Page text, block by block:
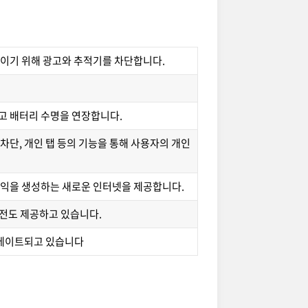
기 위해 광고와 추적기를 차단합니다.
배터리 수명을 연장합니다.
, 개인 탭 등의 기능을 통해 사용자의 개인
을 생성하는 새로운 인터넷을 제공합니다.
도 제공하고 있습니다.
이트되고 있습니다